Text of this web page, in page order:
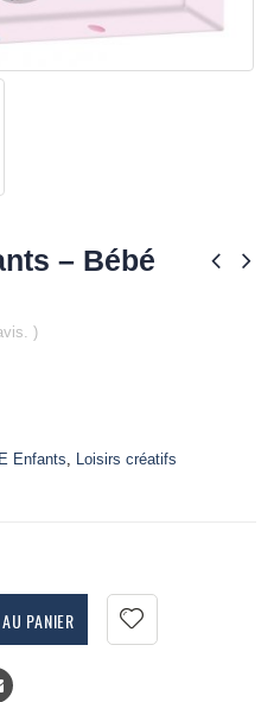
– Bébé
)
Enfants, Loisirs créatifs
PANIER